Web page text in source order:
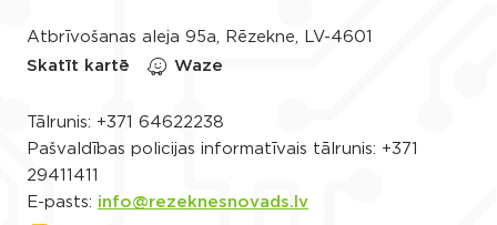
Atbrīvošanas aleja 95a, Rēzekne, LV-4601
Skatīt kartē
Waze
Tālrunis: +371 64622238
Pašvaldības policijas informatīvais tālrunis: +371
29411411
E-pasts: info@rezeknesnovads.lv